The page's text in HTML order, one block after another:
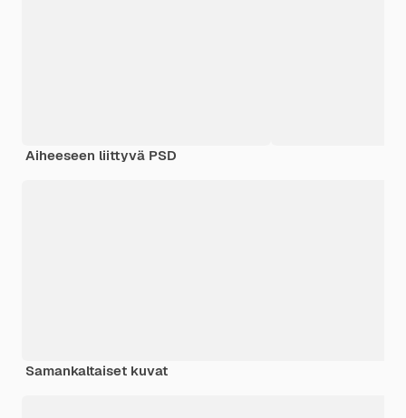
Aiheeseen liittyvä PSD
Samankaltaiset kuvat